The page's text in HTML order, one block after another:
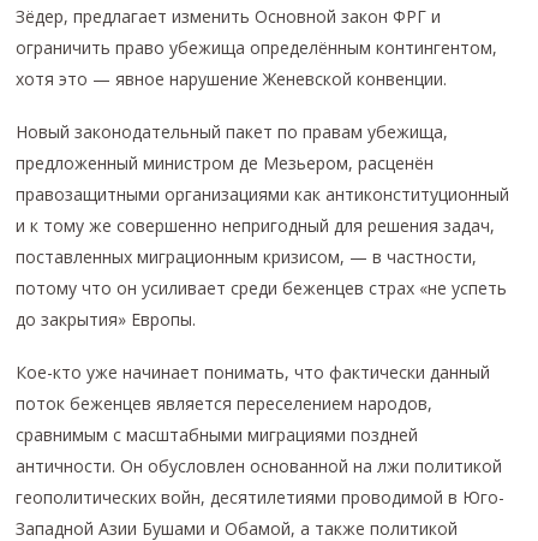
Зёдер, предлагает изменить Основной закон ФРГ и
ограничить право убежища определённым контингентом,
хотя это — явное нарушение Женевской конвенции.
Новый законодательный пакет по правам убежища,
предложенный министром де Мезьером, расценён
правозащитными организациями как антиконституционный
и к тому же совершенно непригодный для решения задач,
поставленных миграционным кризисом, — в частности,
потому что он усиливает среди беженцев страх «не успеть
до закрытия» Европы.
Кое-кто уже начинает понимать, что фактически данный
поток беженцев является переселением народов,
сравнимым с масштабными миграциями поздней
античности. Он обусловлен основанной на лжи политикой
геополитических войн, десятилетиями проводимой в Юго-
Западной Азии Бушами и Обамой, а также политикой